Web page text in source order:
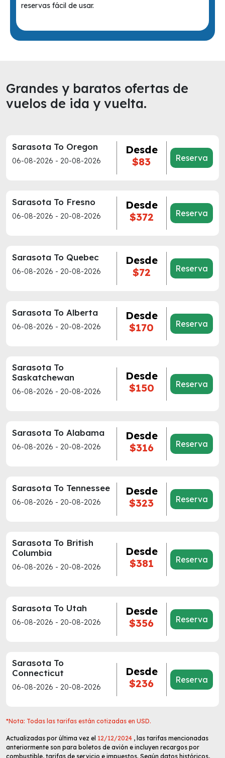
reservas fácil de usar.
Grandes y baratos ofertas de
vuelos de ida y vuelta.
Sarasota To Oregon
06-08-2026 - 20-08-2026
Desde
$83
Reserva
Sarasota To Fresno
06-08-2026 - 20-08-2026
Desde
$372
Reserva
Sarasota To Quebec
06-08-2026 - 20-08-2026
Desde
$72
Reserva
Sarasota To Alberta
06-08-2026 - 20-08-2026
Desde
$170
Reserva
Sarasota To
Saskatchewan
06-08-2026 - 20-08-2026
Desde
$150
Reserva
Sarasota To Alabama
06-08-2026 - 20-08-2026
Desde
$316
Reserva
Sarasota To Tennessee
06-08-2026 - 20-08-2026
Desde
$323
Reserva
Sarasota To British
Columbia
06-08-2026 - 20-08-2026
Desde
$381
Reserva
Sarasota To Utah
06-08-2026 - 20-08-2026
Desde
$356
Reserva
Sarasota To
Connecticut
06-08-2026 - 20-08-2026
Desde
$236
Reserva
*Nota: Todas las tarifas están cotizadas en USD.
Actualizadas por última vez el 12/12/2024 , las tarifas mencionadas
anteriormente son para boletos de avión e incluyen recargos por
combustible, tarifas de servicio e impuestos. Según datos históricos,